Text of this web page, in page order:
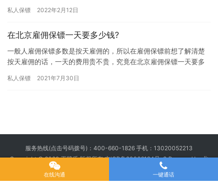
镖公…
私人保镖 2022年2月12日
在北京雇佣保镖一天要多少钱?
一般人雇佣保镖多数是按天雇佣的，所以在雇佣保镖前想了解清楚
按天雇佣的话，一天的费用贵不贵，究竟在北京雇佣保镖一天要多
佣…
私人保镖 2021年7月30日
服务热线(点击号码拨号)： 400-660-1826 手机： 13020052213
Copyright © 2020 王牌盾 版权所有京ICP备20026194号-3Powered by 北
在线沟通 一键通话